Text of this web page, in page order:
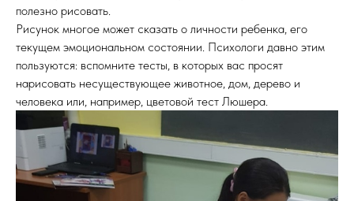
полезно рисовать.
Рисунок многое может сказать о личности ребенка, его
текущем эмоциональном состоянии. Психологи давно этим
пользуются: вспомните тесты, в которых вас просят
нарисовать несуществующее животное, дом, дерево и
человека или, например, цветовой тест Люшера.